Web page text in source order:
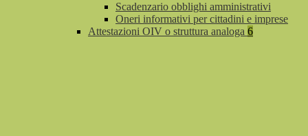
Scadenzario obblighi amministrativi
Oneri informativi per cittadini e imprese
Attestazioni OIV o struttura analoga 6